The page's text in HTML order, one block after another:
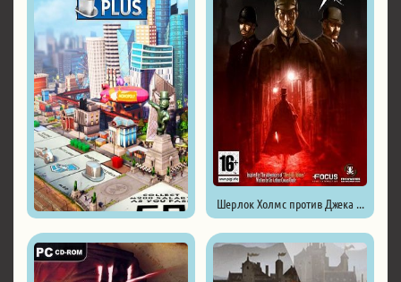
Шерлок Холмс против Джека ...